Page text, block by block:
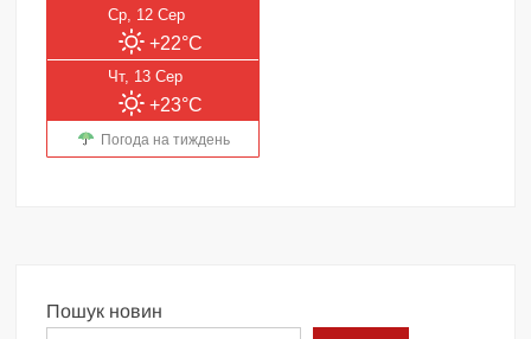
Ср, 12 Сер
+22°C
Чт, 13 Сер
+23°C
Погода на тиждень
Пошук новин